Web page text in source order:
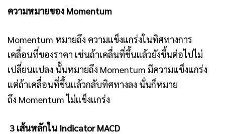
ความหมายของ Momentum
Momentum หมายถึง ความแข็งแกร่งในทิศทางการ
เคลื่อนที่ของราคา เช่นถ้าเคลื่นที่ขึ้นแล้วยังขึ้นต่อไปไม่
เปลี่ยนแปลง นั้นหมายถึง Momentum มีความแข็งแกร่ง
แต่ถ้าเคลื่อนที่ขึ้นแล้วกลับทิศทางลง นั่นก็หมาย
ถึง Momentum ไม่แข็งแกร่ง
3 เส้นหลักใน Indicator MACD